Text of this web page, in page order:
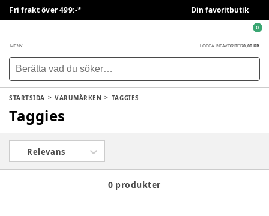
Fri frakt över 499:-* Din favoritbutik
MENY LOGGA IN FAVORITER0,00 KR
0
STARTSIDA VARUMÄRKEN TAGGIES
Taggies
Relevans
0 produkter